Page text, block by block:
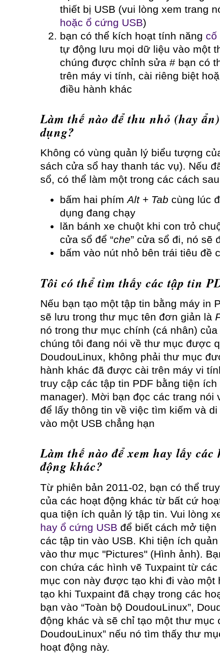
thiết bị USB (vui lòng xem trang
hoặc ổ cứng USB)
bạn có thể kích hoạt tính năng cố
tự động lưu mọi dữ liệu vào một
chúng được chỉnh sửa # bạn có
trên máy vi tính, cài riêng biệt
điều hành khác
Làm thế nào để thu nhỏ (hay
dụng?
Không có vùng quản lý biểu tượng
sách cửa sổ hay thanh tác vụ). Nếu
sổ, có thể làm một trong các cách
bấm hai phímAlt + Tab cùng lúc
dụng đang chạy
lăn bánh xe chuột khi con trỏ
cửa sổ để “che” cửa sổ đi, nó sẽ
bấm vào nút nhỏ bên trái tiêu đề
Tôi có thể tìm thấy các tập tin
Nếu bạn tạo một tập tin bằng máy in
sẽ lưu trong thư mục tên đơn giản là
nó trong thư mục chính (cá nhân)
chúng tôi đang nói về thư mục được
DoudouLinux, không phải thư mục
hành khác đã được cài trên máy vi
truy cập các tập tin PDF bằng tiện
manager). Mời bạn đọc các trang nói
để lấy thông tin về việc tìm kiếm và
vào một USB chẳng hạn
Làm thế nào để xem hay lấy
động khác?
Từ phiên bản 2011-02, bạn có thể
của các hoạt động khác từ bất cứ
qua tiện ích quản lý tập tin. Vui lòng
hay ổ cứng USB để biết cách mở
các tập tin vào USB. Khi tiện ích
vào thư mục "Pictures" (Hình ảnh).
con chứa các hình vẽ Tuxpaint từ
mục con này được tạo khi đi vào
tạo khi Tuxpaint đã chạy trong các
bạn vào “Toàn bộ DoudouLinux”,
động khác và sẽ chỉ tạo một thư mục
DoudouLinux” nếu nó tìm thấy thư
hoạt động này.